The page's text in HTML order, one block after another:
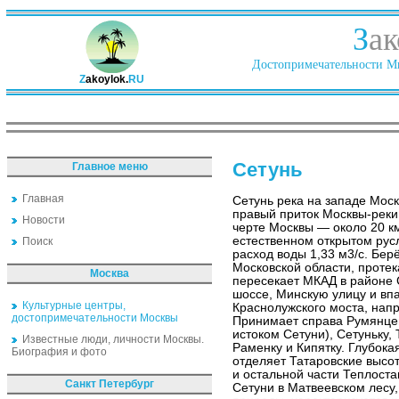
Zakoylok.RU
З
Достопримечательности
Главное меню
Главная
Новости
Поиск
Москва
Культурные центры,
достопримечательности Москвы
Известные люди, личности Москвы.
Биография и фото
Санкт Петербург
Сетунь
Сетунь река на западе
правый приток Москвы-
черте Москвы — около 20
естественном открытом
расход воды 1,33 м3/с.
Московской области,
пересекает МКАД в районе
шоссе, Минскую улицу и
Краснолужского моста,
Принимает справа
истоком Сетуни),
Раменку и Кипятку.
отделяет Татаровские
и остальной части
Сетуни в Матвеевском